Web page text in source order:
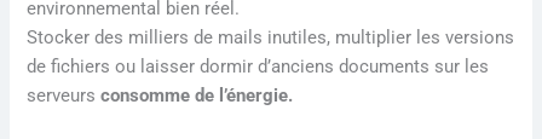
environnemental bien réel.
Stocker des milliers de mails inutiles, multiplier les versions
de fichiers ou laisser dormir d’anciens documents sur les
serveursconsomme de l’énergie.